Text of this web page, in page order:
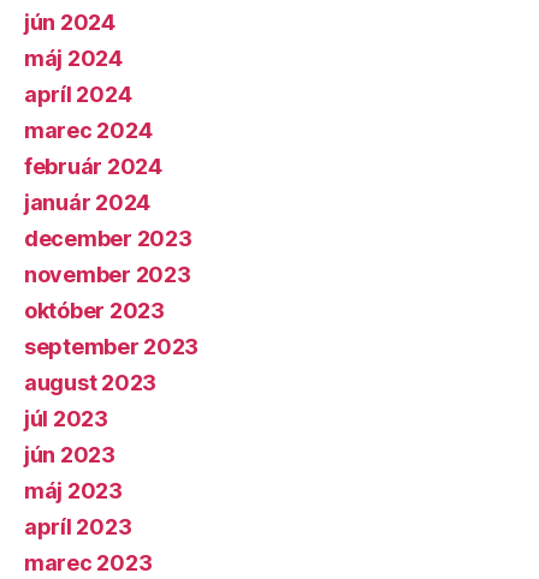
jún 2024
máj 2024
apríl 2024
marec 2024
február 2024
január 2024
december 2023
november 2023
október 2023
september 2023
august 2023
júl 2023
jún 2023
máj 2023
apríl 2023
marec 2023